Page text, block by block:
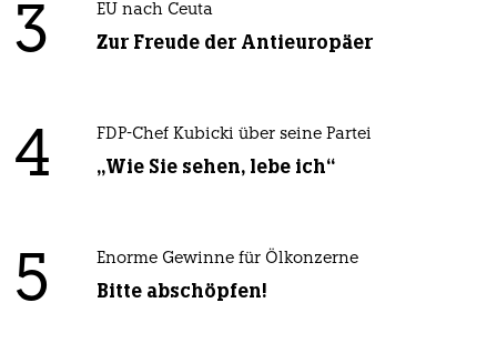
3 EU nach Ceuta
Zur Freude der Antieuropäer
4 FDP-Chef Kubicki über seine Partei
„Wie Sie sehen, lebe ich“
5 Enorme Gewinne für Ölkonzerne
Bitte abschöpfen!